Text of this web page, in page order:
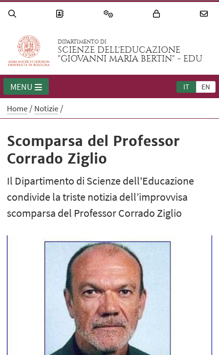
DIPARTIMENTO DI
SCIENZE DELL'EDUCAZIONE
"GIOVANNI MARIA BERTIN" - EDU
IT EN
MENU
Home Notizie
Scomparsa del Professor
Corrado Ziglio
Il Dipartimento di Scienze dell'Educazione
condivide la triste notizia dell’improvvisa
scomparsa del Professor Corrado Ziglio